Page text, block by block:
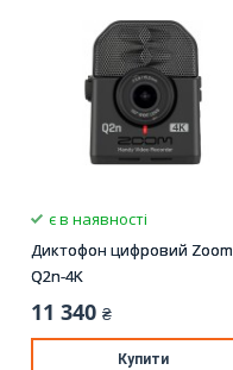
є в наявності
Диктофон цифровий Zoom
Q2n-4K
11 340 ₴
Купити